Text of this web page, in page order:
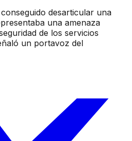
desarticular una
una amenaza
de los servicios
un portavoz del